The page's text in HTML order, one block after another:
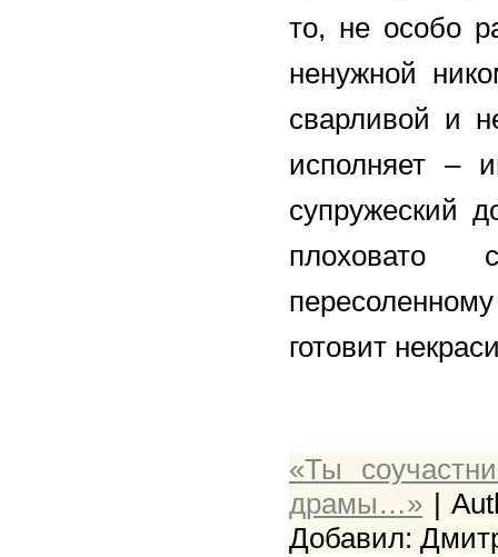
то, не особо
ненужной
сварливой и
исполняет –
супружеский
плоховато
готовит
«Ты
драмы…» |
Добавил: